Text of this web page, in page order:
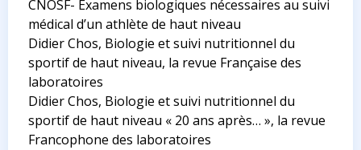
CNOSF- Examens biologiques nécessaires au suivi
médical d’un athlète de haut niveau
Didier Chos, Biologie et suivi nutritionnel du
sportif de haut niveau, la revue Française des
laboratoires
Didier Chos, Biologie et suivi nutritionnel du
sportif de haut niveau « 20 ans après… », la revue
Francophone des laboratoires